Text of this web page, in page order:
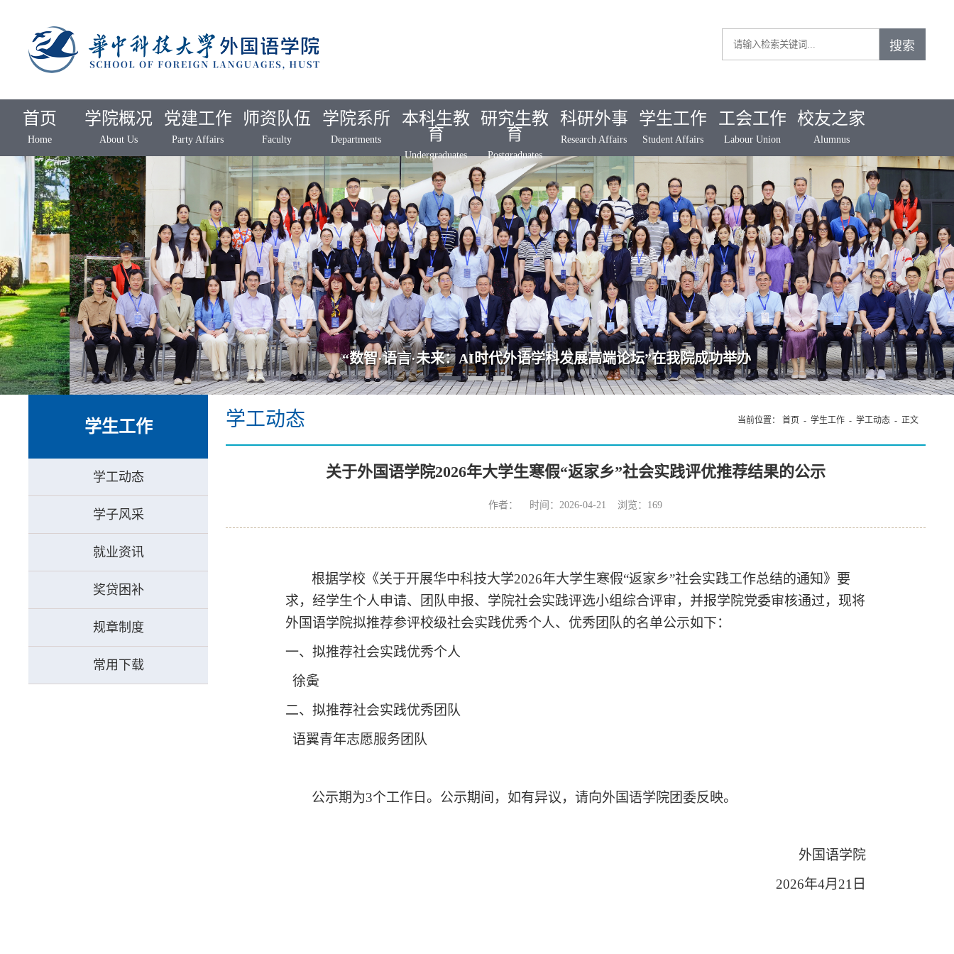
首页
Home
学院概况
About Us
党建工作
Party Affairs
师资队伍
Faculty
学院系所
Departments
本科生教
育
Undergraduates
研究生教
育
Postgraduates
科研外事
Research Affairs
学生工作
Student Affairs
工会工作
Labour Union
校友之家
Alumnus
“数智·语言·未来：AI时代外语学科发展高端论坛”在我院成功举办
学生工作
学工动态
学子风采
就业资讯
奖贷困补
规章制度
常用下载
学工动态 当前位置： 首页 - 学生工作- 学工动态- 正文
关于外国语学院2026年大学生寒假“返家乡”社会实践评优推荐结果的公示
作者： 时间：2026-04-21 浏览： 169
根据学校《关于开展华中科技大学2026年大学生寒假“返家乡”社会实践工作总结的通知》要
求，经学生个人申请、团队申报、学院社会实践评选小组综合评审，并报学院党委审核通过，现将
外国语学院拟推荐参评校级社会实践优秀个人、优秀团队的名单公示如下：
一、拟推荐社会实践优秀个人
徐夤
二、拟推荐社会实践优秀团队
语翼青年志愿服务团队
公示期为3个工作日。公示期间，如有异议，请向外国语学院团委反映。
外国语学院
2026年4月21日